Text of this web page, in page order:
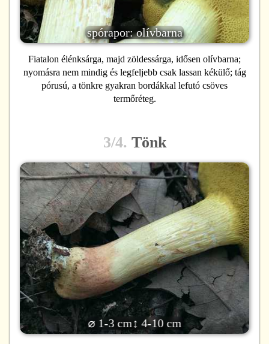
Fiatalon élénksárga, majd zöldessárga, idősen olívbarna;
nyomásra nem mindig és legfeljebb csak lassan kékülő; tág
pórusú, a tönkre gyakran bordákkal lefutó csöves
termőréteg.
spórapor: olívbarna
3/4. Tönk
⌀ 1-3 cm↕ 4-10 cm